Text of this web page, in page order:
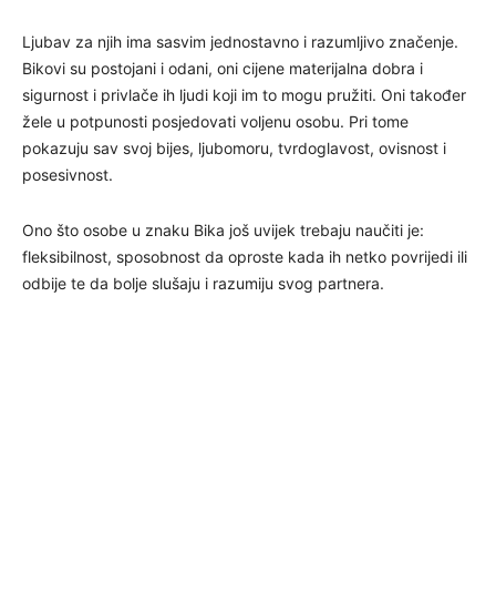
Ljubav za njih ima sasvim jednostavno i razumljivo značenje.
Bikovi su postojani i odani, oni cijene materijalna dobra i
sigurnost i privlače ih ljudi koji im to mogu pružiti. Oni također
žele u potpunosti posjedovati voljenu osobu. Pri tome
pokazuju sav svoj bijes, ljubomoru, tvrdoglavost, ovisnost i
posesivnost.
Ono što osobe u znaku Bika još uvijek trebaju naučiti je:
fleksibilnost, sposobnost da oproste kada ih netko povrijedi ili
odbije te da bolje slušaju i razumiju svog partnera.